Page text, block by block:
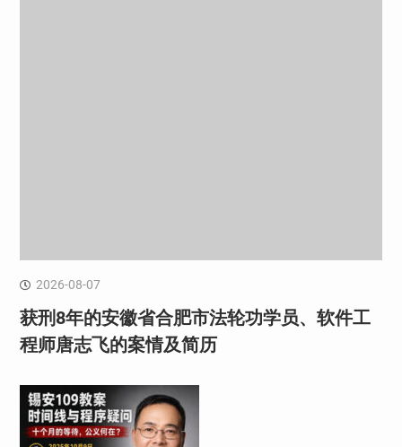
2026-08-07
获刑8年的安徽省合肥市法轮功学员、软件工
程师唐志飞的案情及简历